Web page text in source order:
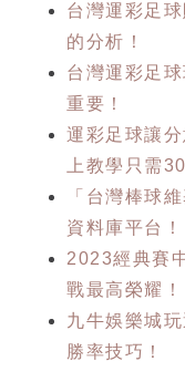
台灣運彩足
的分析！
台灣運彩足
重要！
運彩足球讓
上教學只需
「台灣棒球
資料庫平台！
2023經典賽
戰最高榮耀！
九牛娛樂城
勝率技巧！